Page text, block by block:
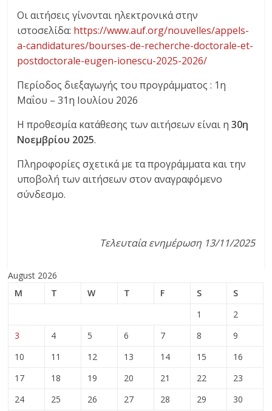
Οι αιτήσεις γίνονται ηλεκτρονικά στην
ιστοσελίδα: https://www.auf.org/nouvelles/appels-
a-candidatures/bourses-de-recherche-doctorale-et-
postdoctorale-eugen-ionescu-2025-2026/
Περίοδος διεξαγωγής του προγράμματος : 1η
Μαΐου – 31η Ιουλίου 2026
Η προθεσμία κατάθεσης των αιτήσεων είναι η30η
Νοεμβρίου 2025.
Πληροφορίες σχετικά με τα προγράμματα και την
υποβολή των αιτήσεων στον αναγραφόμενο
σύνδεσμο.
Τελευταία ενημέρωση 13/11/2025
August 2026
M
T W T F S
S
1
2
3
4 5 6 7 8
9
10
11 12 13 14 15
16
17
18 19 20 21 22
23
24
25 26 27 28 29
30